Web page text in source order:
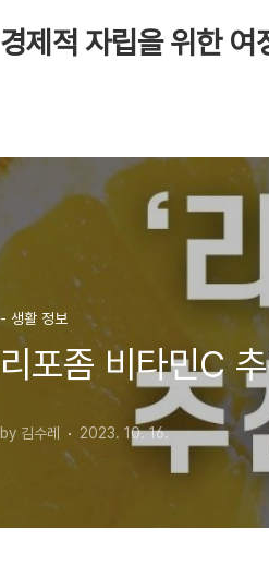
경제적 자립을 위한 여
- 생활 정보
리포좀 비타민C
by 김수레 2023. 10. 16.